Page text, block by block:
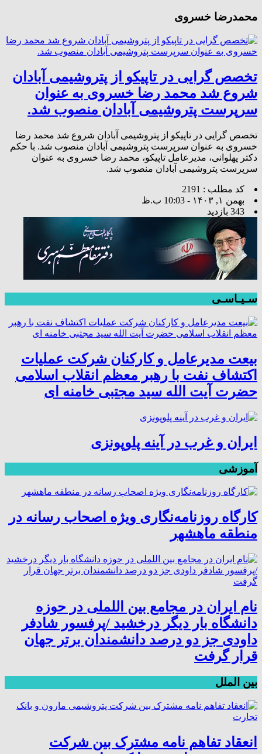
محمدرضا خسروی
تخصص گرایی در تاپیکو از پتروشیمی آبادان
شروع شد محمد رضا خسروی به عنوان
سرپرست پتروشیمی آبادان منصوب شد.
تخصص گرایی در تاپیکو از پتروشیمی آبادان شروع شد محمد رضا
خسروی به عنوان سرپرست پتروشیمی آبادان منصوب شد. با حکم
دکتر پهلوانی، مدیرعامل تاپیکو، محمد رضا خسروی به عنوان
سرپرست پتروشیمی آبادان منصوب شد.
کد مطلب : 2191
بهمن ۱, ۱۴۰۳ - 10:03 ب.ظ
343 بازدید
سـیـاسـی
بیعت مدیرعامل و کارکنان شرکت عملیات
اکتشاف نفت با رهبر معظم انقلاب اسلامی
حضرت آیت الله سید مجتبی خامنه ای
ایران و غرب در آینه پلوپونزی
آموزشی
کارگاه روزنامه‌نگاری ویژه اصحاب رسانه در
منطقه ماهشهر
نام ایران در مجامع بین اللملی در حوزه
دانشگاه بار دیگر درخشید /پرفسور شادفر
داودی جز دو درصد دانشمندان برتر جهان
قرار گرفت
بین الملل
انعقاد تفاهم نامه مشترک بین شرکت